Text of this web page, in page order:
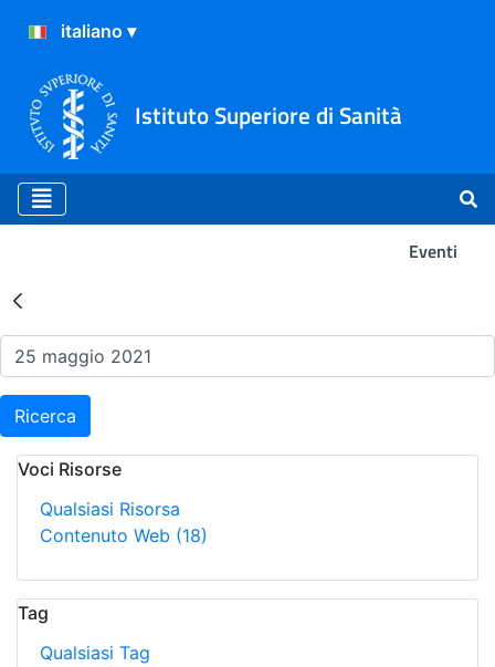
Istituto Superiore di Sanità
Eventi
Risultati della Ricerca -
Ricerca
Voci Risorse
Qualsiasi Risorsa
Contenuto Web (18)
Tag
Qualsiasi Tag